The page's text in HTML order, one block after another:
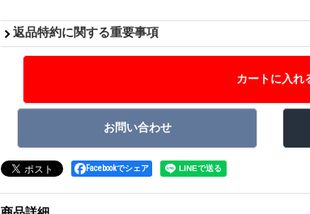
返品特約に関する重要事項
Facebookでシェア